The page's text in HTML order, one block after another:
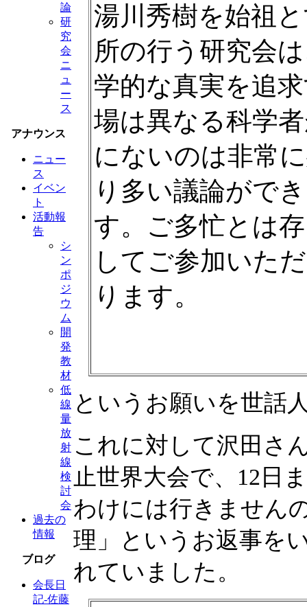
論
研
究
会
ニ
ュ
ー
ス
アナウンス
ニュー
ス
イベン
ト
活動報
告
シ
ン
ポ
ジ
ウ
ム
開
発
教
材
低
線
量
放
射
線
検
討
会
過去の
情報
ブログ
会長日
記-佐藤
湯川秀樹を始祖
所の行う研究会
学的な真実を追
場は異なる科学
にないのは非常
り多い議論がで
す。ご多忙とは
してご参加いた
ります。
というお願いを世話
これに対して沢田さ
止世界大会で、12日
わけには行きません
理」というお返事を
れていました。